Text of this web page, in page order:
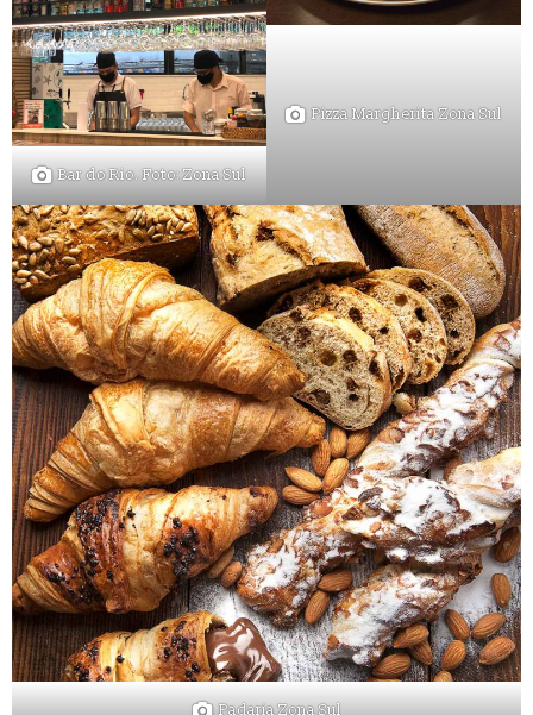
Bar do Rio. Foto: Zona Sul
Pizza Margherita Zona Sul
Padaria Zona Sul